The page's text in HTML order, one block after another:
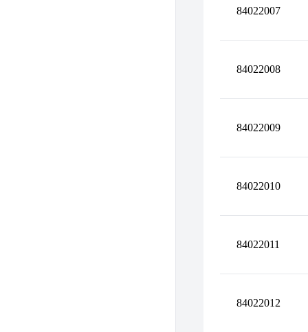
84022007
84022008
84022009
84022010
84022011
84022012